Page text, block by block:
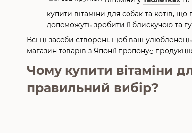
купити вітаміни для собак та котів,
допоможуть зробити її блискучою та
Всі ці засоби створені, щоб ваш
магазин товарів з Японії пропонує
Чому купити вітаміни
правильний вибір?